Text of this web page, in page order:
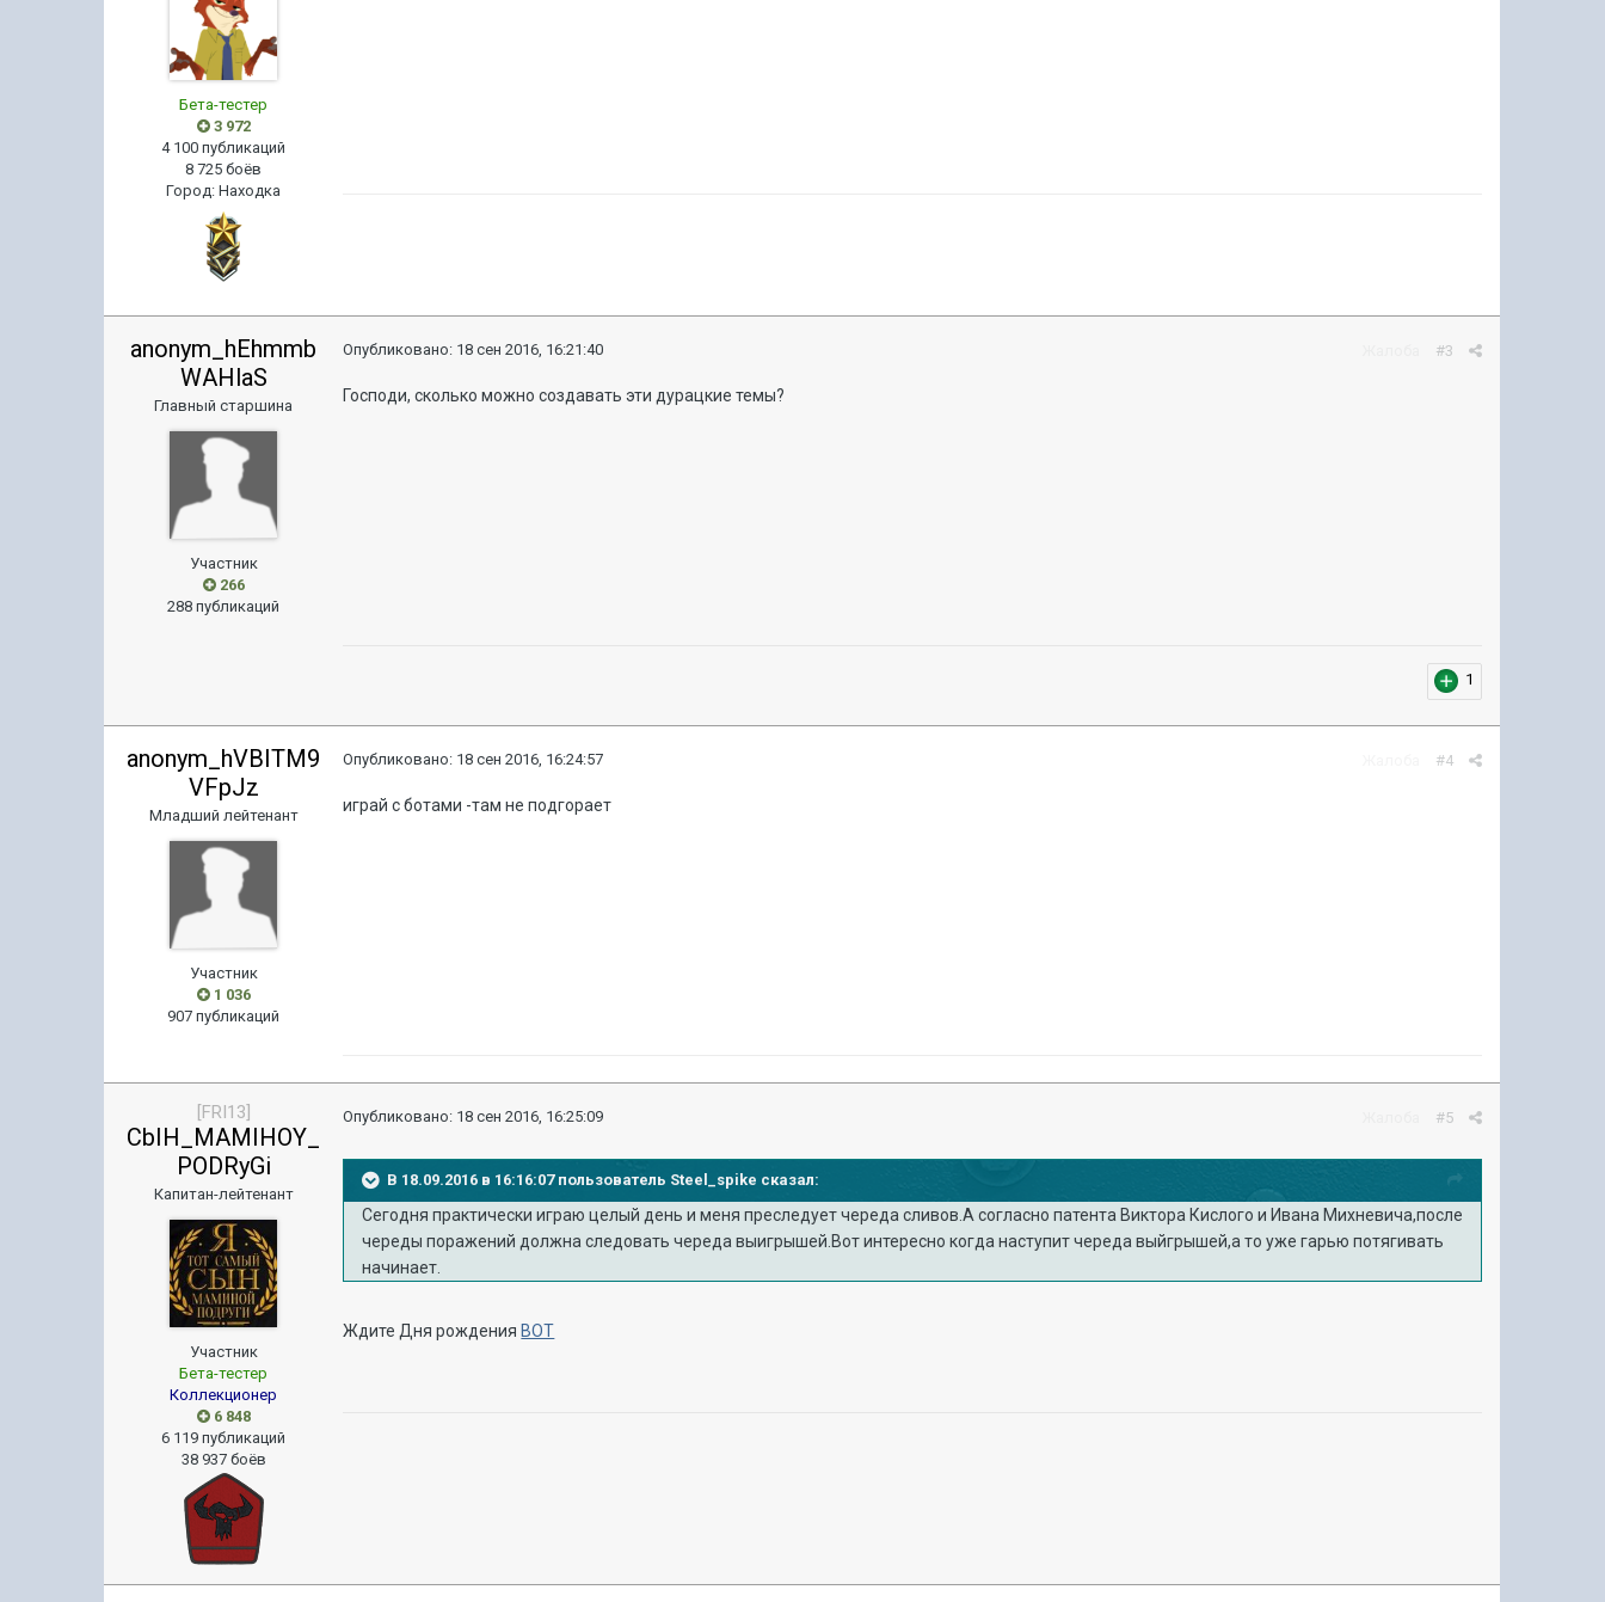
Бета-тестер
3 972
4 100 публикаций
8 725 боёв
Город:Находка
anonym_hEhmmb
WAHlaS
Главный старшина
Участник
266
288 публикаций
#3
Опубликовано: 18 сен 2016, 16:21:40
Господи, сколько можно создавать эти дурацкие темы?
1
anonym_hVBITM9
VFpJz
Младший лейтенант
Участник
1 036
907 публикаций
#4
Опубликовано: 18 сен 2016, 16:24:57
играй с ботами -там не подгорает
[FRI13]
CbIH_MAMIHOY_
PODRyGi
Капитан-лейтенант
Участник
Бета-тестер
Коллекционер
6 848
6 119 публикаций
38 937 боёв
#5
Опубликовано: 18 сен 2016, 16:25:09
В 18.09.2016 в 16:16:07 пользователь Steel_spike сказал:
Сегодня практически играю целый день и меня преследует череда сливов.А согласно патента Виктора Кислого и Ивана Михневича,после
череды поражений должна следовать череда выигрышей.Вот интересно когда наступит череда выйгрышей,а то уже гарью потягивать
начинает.
Ждите Дня рождения ВОТ